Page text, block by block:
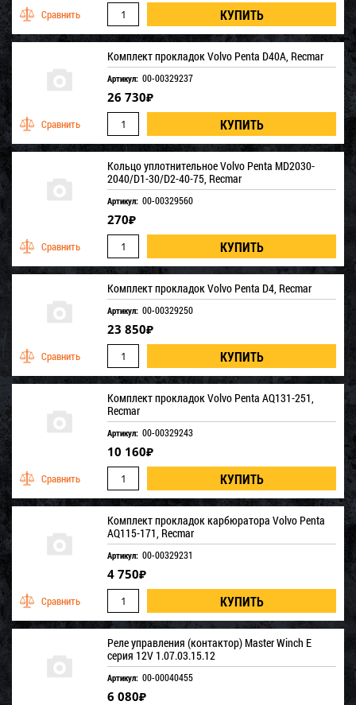
Комплект прокладок Volvo Penta D40A, Recmar
Артикул: 00-00329237
26 730₽
Кольцо уплотнительное Volvo Penta MD2030-
2040/D1-30/D2-40-75, Recmar
Артикул: 00-00329560
270₽
Комплект прокладок Volvo Penta D4, Recmar
Артикул: 00-00329250
23 850₽
Комплект прокладок Volvo Penta AQ131-251,
Recmar
Артикул: 00-00329243
10 160₽
Комплект прокладок карбюратора Volvo Penta
AQ115-171, Recmar
Артикул: 00-00329231
4 750₽
Реле управления (контактор) Master Winch Е
серия 12V 1.07.03.15.12
Артикул: 00-00040455
6 080₽